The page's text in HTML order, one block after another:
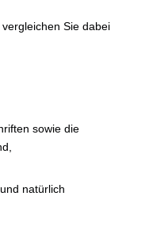
Sie dabei
sowie die
natürlich